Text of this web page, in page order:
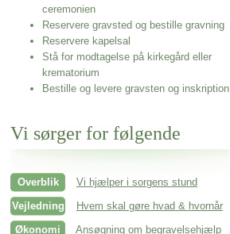
ceremonien
Reservere gravsted og bestille gravning
Reservere kapelsal
Stå for modtagelse på kirkegård eller
krematorium
Bestille og levere gravsten og inskription
Vi sørger for følgende
Overblik
Vi hjælper i sorgens stund
Vejledning
Hvem skal gøre hvad & hvornår
Økonomi
Ansøgning om begravelsehjælp